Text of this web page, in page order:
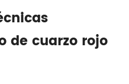
de cuarzo rojo